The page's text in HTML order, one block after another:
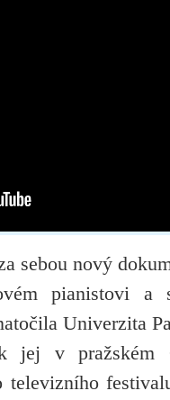
sebou nový
pianistovi
Univerzita
jej v pražském
televizního